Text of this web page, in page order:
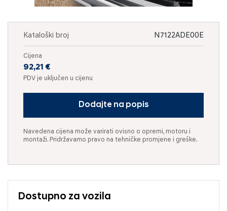
Kataloški broj N7122ADE00E
Cijena
92,21 €
PDV je uključen u cijenu
Dodajte na popis
Navedena cijena može varirati ovisno o opremi, motoru i
montaži. Pridržavamo pravo na tehničke promjene i greške.
Dostupno za vozila